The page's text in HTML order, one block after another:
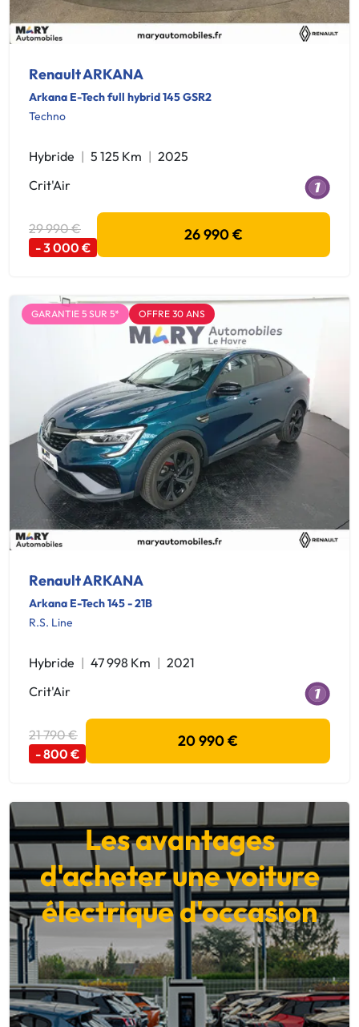
Renault ARKANA
Arkana E-Tech full hybrid 145 GSR2
Techno
Hybride 5 125 Km
2025
Crit'Air
29 990 €
- 3 000 €
26 990 €
GARANTIE 5 SUR 5* OFFRE 30 ANS
Renault ARKANA
Arkana E-Tech 145 - 21B
R.S. Line
Hybride 47 998 Km
2021
Crit'Air
21 790 €
- 800 €
20 990 €
Les avantages
d'acheter une voiture
électrique d'occasion